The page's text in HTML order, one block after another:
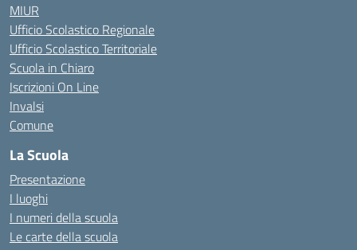
MIUR
Ufficio Scolastico Regionale
Ufficio Scolastico Territoriale
Scuola in Chiaro
Iscrizioni On Line
Invalsi
Comune
La Scuola
Presentazione
I luoghi
I numeri della scuola
Le carte della scuola